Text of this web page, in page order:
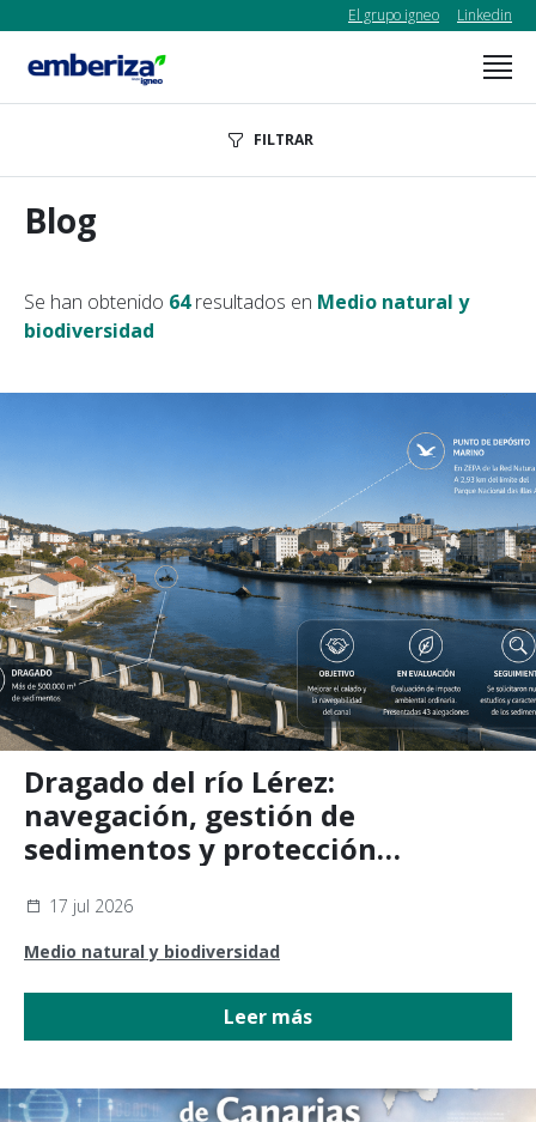
El grupo igneo Linkedin
FILTRAR
Blog
Se han obtenido 64resultados en Medio natural y
biodiversidad
Dragado del río Lérez:
navegación, gestión de
sedimentos y protección
17 jul 2026
Medio natural y biodiversidad
Leer más